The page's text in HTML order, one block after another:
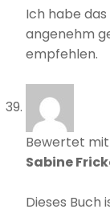
Ich habe
angenehm
empfehlen.
Bewertet mit
Sabine
Dieses Buch